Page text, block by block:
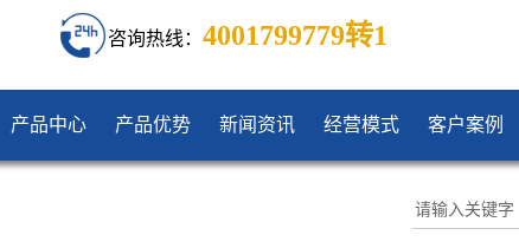
咨询热线： 4001799779转1
产品中心 产品优势 新闻资讯 经营模式 客户案例